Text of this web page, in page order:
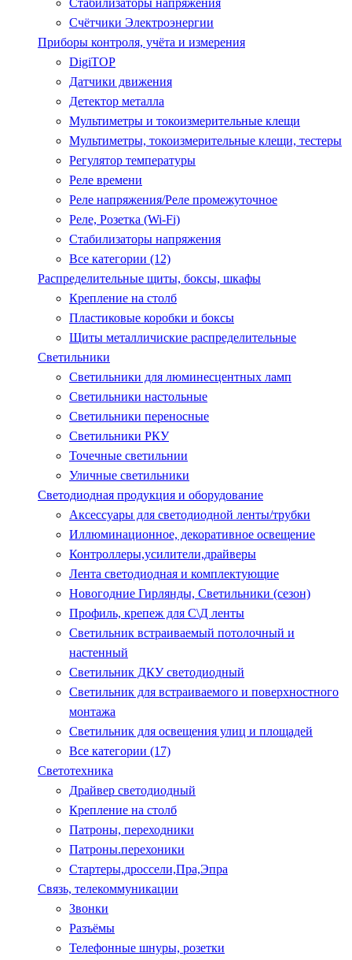
Стабилизаторы напряжения
Счётчики Электроэнергии
Приборы контроля, учёта и измерения
DigiTOP
Датчики движения
Детектор металла
Мультиметры и токоизмерительные клещи
Мультиметры, токоизмерительные клещи, тестеры
Регулятор температуры
Реле времени
Реле напряжения/Реле промежуточное
Реле, Розетка (Wi-Fi)
Стабилизаторы напряжения
Все категории (12)
Распределительные щиты, боксы, шкафы
Крепление на столб
Пластиковые коробки и боксы
Щиты металличиские распределительные
Светильники
Светильники для люминесцентных ламп
Светильники настольные
Светильники переносные
Светильники РКУ
Точечные светильнии
Уличные светильники
Светодиодная продукция и оборудование
Аксессуары для светодиодной ленты/трубки
Иллюминационное, декоративное освещение
Контроллеры,усилители,драйверы
Лента светодиодная и комплектующие
Новогодние Гирлянды, Светильники (сезон)
Профиль, крепеж для С\Д ленты
Светильник встраиваемый потолочный и
настенный
Светильник ДКУ светодиодный
Светильник для встраиваемого и поверхностного
монтажа
Светильник для освещения улиц и площадей
Все категории (17)
Светотехника
Драйвер светодиодный
Крепление на столб
Патроны, переходники
Патроны.перехоники
Стартеры,дроссели,Пра,Эпра
Связь, телекоммуникации
Звонки
Разъёмы
Телефонные шнуры, розетки